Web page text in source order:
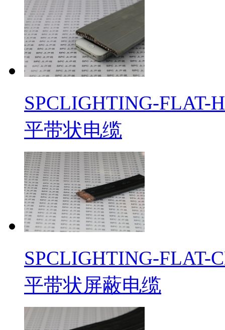
​SPCLIGHTING-FLAT-
平带状电缆
​SPCLIGHTING-FLAT-
平带状屏蔽电缆